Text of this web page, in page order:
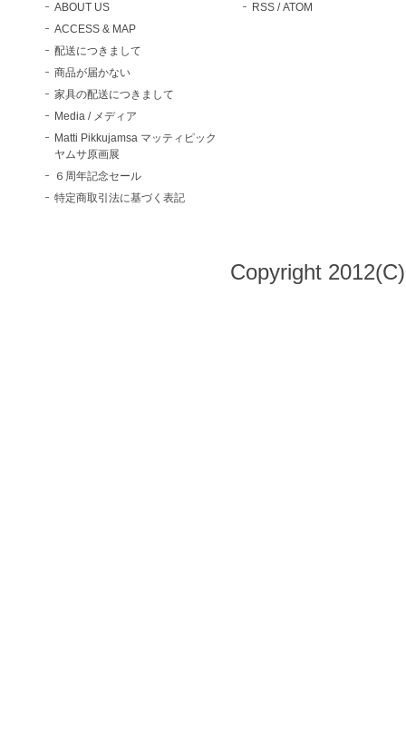
ABOUT US
ACCESS & MAP
配送につきまして
商品が届かない
家具の配送につきまして
Media / メディア
Matti Pikkujamsa マッティピック
ヤムサ原画展
６周年記念セール
特定商取引法に基づく表記
RSS/ATOM
Copyright